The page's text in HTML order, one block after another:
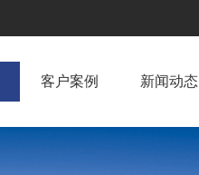
客户案例 新闻动态